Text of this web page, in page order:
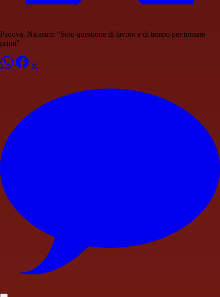
Padova, Nicastro: "Solo questione di lavoro e di tempo per tornare
primi"